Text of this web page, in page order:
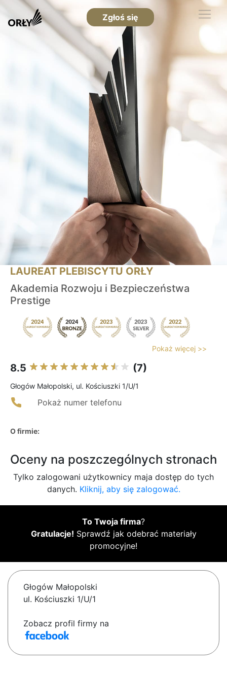
Zgłoś się
LAUREAT PLEBISCYTU ORŁY
Akademia Rozwoju i Bezpieczeństwa
Prestige
Pokaż więcej >>
8.5 (7)
Głogów Małopolski, ul. Kościuszki 1/U/1
Pokaż numer telefonu
O firmie:
Oceny na poszczególnych stronach
Tylko zalogowani użytkownicy maja dostęp do tych
danych. Kliknij, aby się zalogować.
To Twoja firma?
Gratulacje! Sprawdź jak odebrać materiały
promocyjne!
Głogów Małopolski
ul. Kościuszki 1/U/1
Zobacz profil firmy na